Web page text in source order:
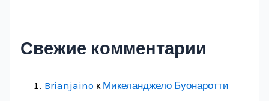
Свежие комментарии
Brianjaino к Микеланджело Буонаротти